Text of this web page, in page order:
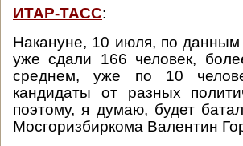
ИТАР-ТАСС:
Накануне, 10 июля, по
уже сдали 166 человек,
среднем, уже по 10
кандидаты от разных
поэтому, я думаю, будет
Мосгоризбиркома Валентин